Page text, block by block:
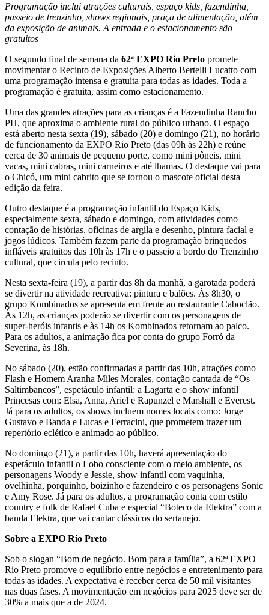
Programação inclui atrações culturais, espaço kids, fazendinha,
passeio de trenzinho, shows regionais, praça de alimentação, além
da exposição de animais. A entrada e o estacionamento são
gratuitos
O segundo final de semana da 62ª EXPO Rio Preto promete
movimentar o Recinto de Exposições Alberto Bertelli Lucatto com
uma programação intensa e gratuita para todas as idades. Toda a
programação é gratuita, assim como estacionamento.
Uma das grandes atrações para as crianças é a Fazendinha Rancho
PH, que aproxima o ambiente rural do público urbano. O espaço
está aberto nesta sexta (19), sábado (20) e domingo (21), no horário
de funcionamento da EXPO Rio Preto (das 09h às 22h) e reúne
cerca de 30 animais de pequeno porte, como mini pôneis, mini
vacas, mini cabras, mini carneiros e até lhamas. O destaque vai para
o Chicó, um mini cabrito que se tornou o mascote oficial desta
edição da feira.
Outro destaque é a programação infantil do Espaço Kids,
especialmente sexta, sábado e domingo, com atividades como
contação de histórias, oficinas de argila e desenho, pintura facial e
jogos lúdicos. Também fazem parte da programação brinquedos
infláveis gratuitos das 10h às 17h e o passeio a bordo do Trenzinho
cultural, que circula pelo recinto.
Nesta sexta-feira (19), a partir das 8h da manhã, a garotada poderá
se divertir na atividade recreativa: pintura e balões. Às 8h30, o
grupo Kombinados se apresenta em frente ao restaurante Caboclão.
Às 12h, as crianças poderão se divertir com os personagens de
super-heróis infantis e às 14h os Kombinados retornam ao palco.
Para os adultos, a animação fica por conta do grupo Forró da
Severina, às 18h.
No sábado (20), estão confirmadas a partir das 10h, atrações como
Flash e Homem Aranha Miles Morales, contação cantada de “Os
Saltimbancos”, espetáculo infantil: a Lagarta e o show infantil
Princesas com: Elsa, Anna, Ariel e Rapunzel e Marshall e Everest.
Já para os adultos, os shows incluem nomes locais como: Jorge
Gustavo e Banda e Lucas e Ferracini, que prometem trazer um
repertório eclético e animado ao público.
No domingo (21), a partir das 10h, haverá apresentação do
espetáculo infantil o Lobo consciente com o meio ambiente, os
personagens Woody e Jessie, show infantil com vaquinha,
ovelhinha, porquinho, boizinho e fazendeiro e os personagens Sonic
e Amy Rose. Já para os adultos, a programação conta com estilo
country e folk de Rafael Cuba e especial “Boteco da Elektra” com a
banda Elektra, que vai cantar clássicos do sertanejo.
Sobre a EXPO Rio Preto
Sob o slogan “Bom de negócio. Bom para a família”, a 62ª EXPO
Rio Preto promove o equilíbrio entre negócios e entretenimento para
todas as idades. A expectativa é receber cerca de 50 mil visitantes
nas duas fases. A movimentação em negócios para 2025 deve ser de
30% a mais que a de 2024.